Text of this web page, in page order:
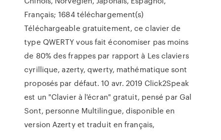
Français; 1684 téléchargement(s)
Téléchargeable gratuitement, ce clavier de
type QWERTY vous fait économiser pas moins
de 80% des frappes par rapport à Les claviers
cyrillique, azerty, qwerty, mathématique sont
proposés par défaut. 10 avr. 2019 Click2Speak
est un "Clavier à l'écran" gratuit, pensé par Gal
Sont, personne Multilingue, disponible en
version Azerty et traduit en français,